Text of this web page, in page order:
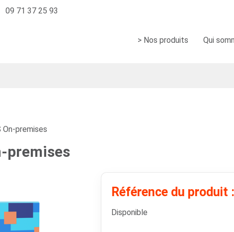
09 71 37 25 93
> Nos produits Qui
On-premises
premises
Référence du produit
Disponible